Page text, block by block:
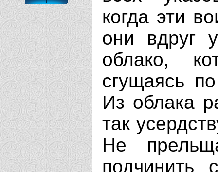
когда эти
они вдруг
облако,
сгущаясь
Из облака
так
Не
подчинить